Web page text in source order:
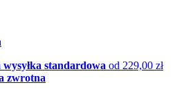
standardowa od 229,00 zł
zwrotna